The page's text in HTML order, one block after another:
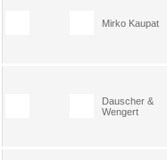
Mirko Kaupat
Dauscher &
Wengert